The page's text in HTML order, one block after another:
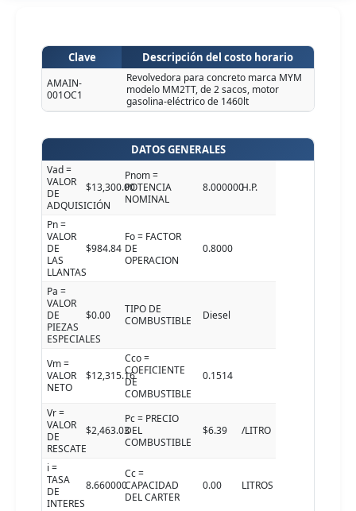
Clave Descripción del costo horario
AMAIN-
001OC1
Revolvedora para concreto marca MYM
modelo MM2TT, de 2 sacos, motor
gasolina-eléctrico de 1460lt
DATOS GENERALES
Vad =
VALOR
DE
ADQUISICIÓN
$13,300.00
Pnom =
POTENCIA
NOMINAL
8.000000H.P.
Pn =
VALOR
DE
LAS
LLANTAS
$984.84
Fo = FACTOR
DE
OPERACION
0.8000
Pa =
VALOR
DE
PIEZAS
ESPECIALES
$0.00
TIPO DE
COMBUSTIBLE
Diesel
Vm =
VALOR
NETO
$12,315.16
Cco =
COEFICIENTE
DE
COMBUSTIBLE
0.1514
Vr =
VALOR
DE
RESCATE
$2,463.03
Pc = PRECIO
DEL
COMBUSTIBLE
$6.39 /LITRO
i =
TASA
DE
INTERES
8.660000
Cc =
CAPACIDAD
DEL CARTER
0.00 LITROS